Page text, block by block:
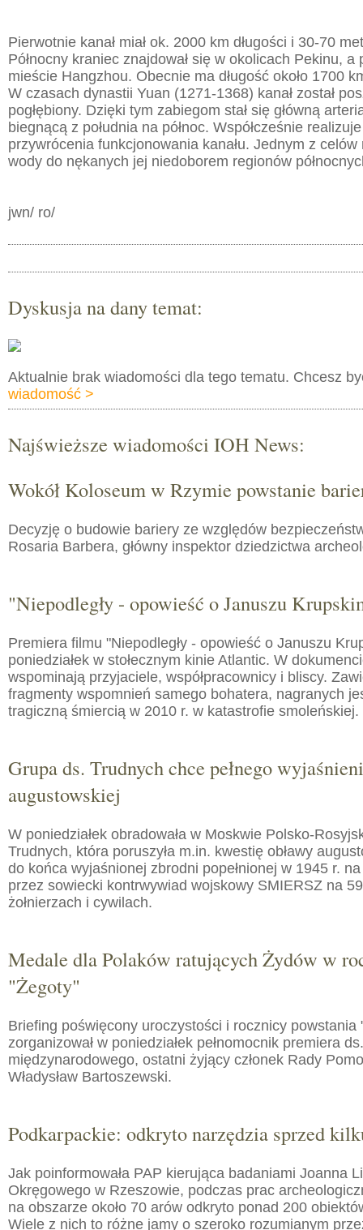
Pierwotnie kanał miał ok. 2000 km długości i 30-70
Północny kraniec znajdował się w okolicach Pekinu, a
mieście Hangzhou. Obecnie ma długość około 1700
W czasach dynastii Yuan (1271-1368) kanał został
pogłębiony. Dzięki tym zabiegom stał się główną
biegnącą z południa na północ. Współcześnie
przywrócenia funkcjonowania kanału. Jednym z
wody do nękanych jej niedoborem regionów
jwn/ ro/
Dyskusja na dany temat:
Aktualnie brak wiadomości dla tego tematu. Chcesz
wiadomość >
Najświeższe wiadomości IOH News:
Wokół Koloseum w Rzymie powstanie
Decyzję o budowie bariery ze względów
Rosaria Barbera, główny inspektor dziedzictwa
"Niepodległy - opowieść o Januszu
Premiera filmu "Niepodległy - opowieść o Januszu
poniedziałek w stołecznym kinie Atlantic. W
wspominają przyjaciele, współpracownicy i bliscy.
fragmenty wspomnień samego bohatera, nagranych
tragiczną śmiercią w 2010 r. w katastrofie smoleńskiej.
Grupa ds. Trudnych chce pełnego
augustowskiej
W poniedziałek obradowała w Moskwie Polsko-
Trudnych, która poruszyła m.in. kwestię obławy
do końca wyjaśnionej zbrodni popełnionej w 1945 r.
przez sowiecki kontrwywiad wojskowy SMIERSZ na
żołnierzach i cywilach.
Medale dla Polaków ratujących Żydów w
"Żegoty"
Briefing poświęcony uroczystości i rocznicy powstania
zorganizował w poniedziałek pełnomocnik premiera
międzynarodowego, ostatni żyjący członek Rady
Władysław Bartoszewski.
Podkarpackie: odkryto narzędzia sprzed
Jak poinformowała PAP kierująca badaniami Joanna
Okręgowego w Rzeszowie, podczas prac
na obszarze około 70 arów odkryto ponad 200
Wiele z nich to różne jamy o szeroko rozumianym